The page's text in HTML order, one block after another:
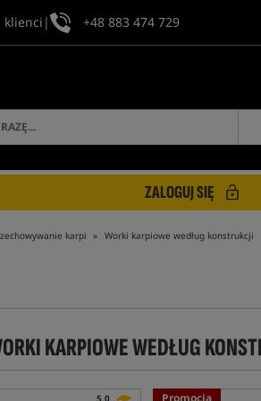
klienci | +48 883 474 729
ZALOGUJ SIĘ
karpi Worki karpiowe według konstrukcji
KARPIOWE WEDŁUG
5,0 Promocja